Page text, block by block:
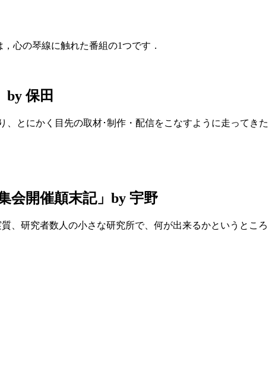
心の琴線に触れた番組の1つです．
保田
、とにかく目先の取材･制作・配信をこなすように走ってきた
会開催顛末記」by 宇野
、研究者数人の小さな研究所で、何が出来るかというところ